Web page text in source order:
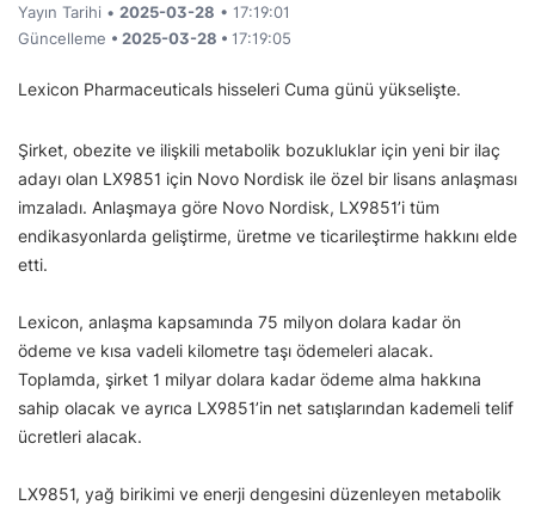
Yayın Tarihi • 2025-03-28 • 17:19:01
Güncelleme • 2025-03-28 • 17:19:05
Lexicon Pharmaceuticals hisseleri Cuma günü yükselişte.
Şirket, obezite ve ilişkili metabolik bozukluklar için yeni bir ilaç
adayı olan LX9851 için Novo Nordisk ile özel bir lisans anlaşması
imzaladı. Anlaşmaya göre Novo Nordisk, LX9851’i tüm
endikasyonlarda geliştirme, üretme ve ticarileştirme hakkını elde
etti.
Lexicon, anlaşma kapsamında 75 milyon dolara kadar ön
ödeme ve kısa vadeli kilometre taşı ödemeleri alacak.
Toplamda, şirket 1 milyar dolara kadar ödeme alma hakkına
sahip olacak ve ayrıca LX9851’in net satışlarından kademeli telif
ücretleri alacak.
LX9851, yağ birikimi ve enerji dengesini düzenleyen metabolik